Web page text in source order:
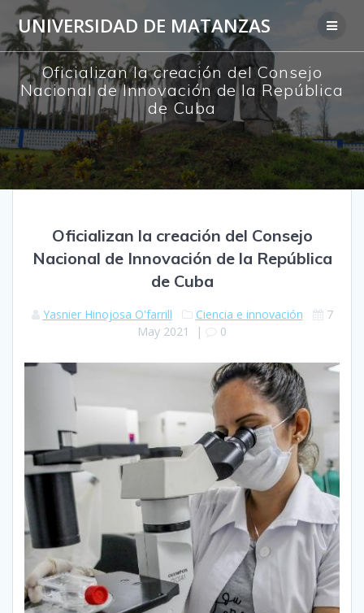
to
content
UNIVERSIDAD DE MATANZAS
Oficializan la creación del Consejo
Nacional de Innovación de la República
de Cuba
Oficializan la creación del Consejo
Nacional de Innovación de la República
de Cuba
Yasnier Hinojosa O'farrill Ciencia e innovación
7
May 2021
| 0